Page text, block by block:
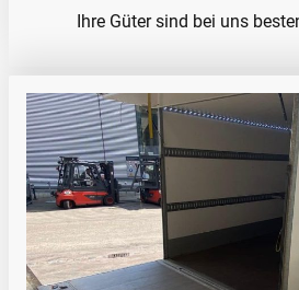
Ihre Güter sind bei uns